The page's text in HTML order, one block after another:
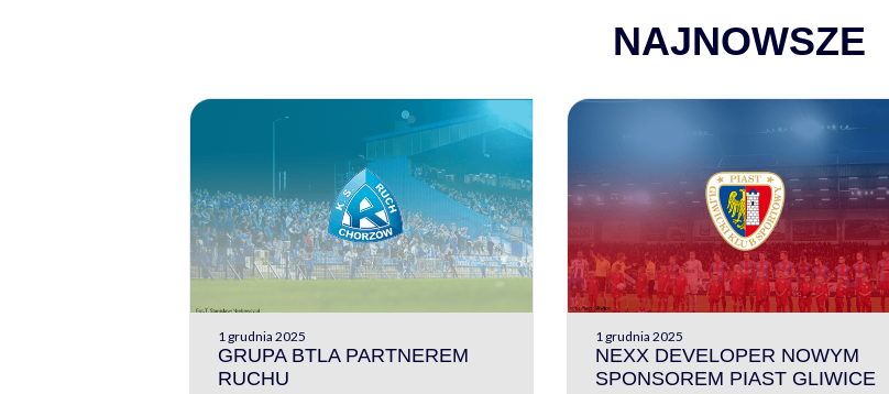
NAJNOWSZE
1 grudnia 2025
GRUPA BTLA PARTNEREM
RUCHU
1 grudnia 2025
NEXX DEVELOPER NOWYM
SPONSOREM PIAST GLIWICE